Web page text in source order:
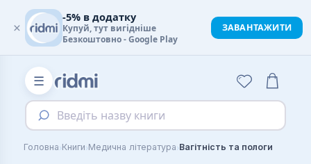
☰
Введіть назву книги
Головна›Книги›Медична література›Вагітність та пологи
×
-5% в додатку
Купуй, тут вигідніше
Безкоштовно - Google Play
ЗАВАНТАЖИТИ